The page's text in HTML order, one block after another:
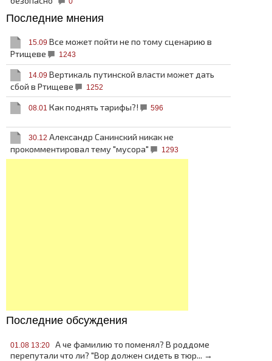
Последние мнения
15.09 Все может пойти не по тому сценарию в
Ртищеве
1243
14.09 Вертикаль путинской власти может дать
сбой в Ртищеве
1252
08.01 Как поднять тарифы?! 596
30.12 Александр Санинский никак не
прокомментировал тему "мусора"
1293
Последние обсуждения
01.08 13:20
А че фамилию то поменял? В роддоме
перепутали что ли? "Вор должен сидеть в тюр... →